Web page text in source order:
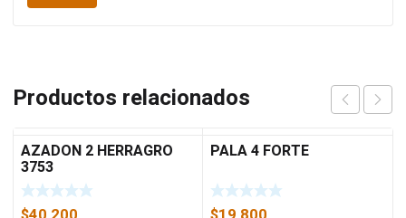
Productos relacionados
AZADON 2 HERRAGRO
3753
PALA 4 FORTE